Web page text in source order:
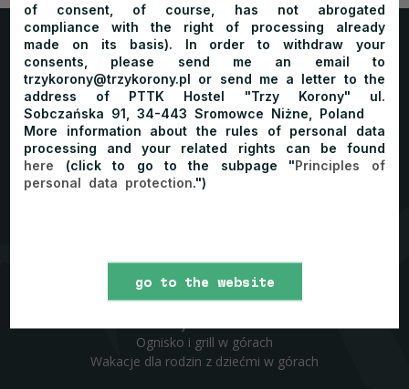
Trzy Korony Home Mountain hut Room
Offer Price list Attractions Gallery
Contact
Blog
Book
School trips in the mountains
For firms
For sports club
Ognisko i grill w górach
Wakacje dla rodzin z dziećmi w górach
of consent, of course, has not abrogated
compliance with the right of processing already
made on its basis). In order to withdraw your
consents, please send me an email to
trzykorony@trzykorony.pl or send me a letter to the
address of PTTK Hostel "Trzy Korony" ul.
Sobczańska 91, 34-443 Sromowce Niżne, Poland
More information about the rules of personal data
processing and your related rights can be found
here (click to go to the subpage "Principles of
personal data protection .")
go to the website